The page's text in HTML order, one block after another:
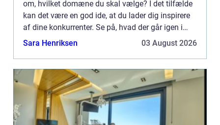
om, hvilket domæne du skal vælge? I det tilfælde
kan det være en god ide, at du lader dig inspirere
af dine konkurrenter. Se på, hvad der går igen i
forhold til deres domæner. Måske er der nogle ord,
Sara Henriksen 03 August 2026